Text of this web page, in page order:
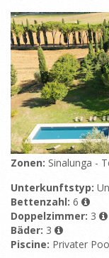
Zonen: Sinalunga -
Unterkunftstyp:
Bettenzahl: 6
Doppelzimmer: 3
Bäder: 3
Piscine: Privater